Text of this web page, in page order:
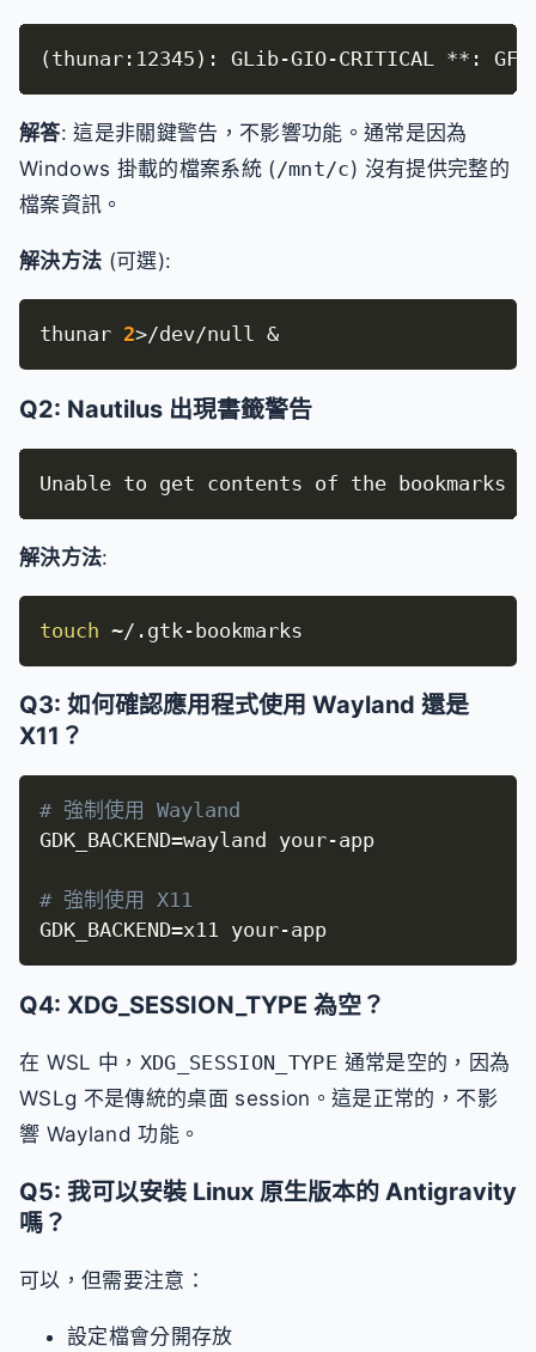
(thunar:12345 ) : GLib-GIO-CRITICAL **:
解答: 這是非關鍵警告，不影響功能。通常是因為
Windows 掛載的檔案系統 (/mnt/c) 沒有提供完整的
檔案資訊。
解決方法 (可選):
thunar 2>/dev/null &
Q2: Nautilus 出現書籤警告
Unable to get contents of the
解決方法:
touch ~/.gtk-bookmarks
Q3: 如何確認應用程式使用 Wayland 還是
X11？
# 強制使用 Wayland
GDK_BACKEND=wayland your-app
# 強制使用 X11
GDK_BACKEND=x11 your-app
Q4: XDG_SESSION_TYPE 為空？
在 WSL 中， XDG_SESSION_TYPE 通常是空的，因為
WSLg 不是傳統的桌面 session。這是正常的，不影
響 Wayland 功能。
Q5: 我可以安裝 Linux 原生版本的 Antigravity
嗎？
可以，但需要注意：
設定檔會分開存放